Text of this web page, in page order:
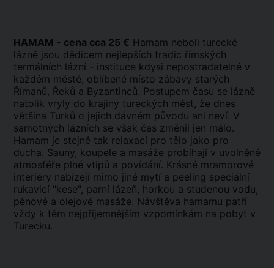
HAMAM - cena cca 25 € Hamam neboli turecké
lázně jsou dědicem nejlepších tradic římských
termálních lázní - instituce kdysi nepostradatelné v
každém městě, oblíbené místo zábavy starých
Římanů, Řeků a Byzantinců. Postupem času se lázně
natolik vryly do krajiny tureckých měst, že dnes
většina Turků o jejich dávném původu ani neví. V
samotných lázních se však čas změnil jen málo.
Hamam je stejně tak relaxací pro tělo jako pro
ducha. Sauny, koupele a masáže probíhají v uvolněné
atmosféře plné vtipů a povídání. Krásné mramorové
interiéry nabízejí mimo jiné mytí a peeling speciální
rukavicí "kese", parní lázeň, horkou a studenou vodu,
pěnové a olejové masáže. Návštěva hamamu patří
vždy k těm nejpříjemnějším vzpomínkám na pobyt v
Turecku.